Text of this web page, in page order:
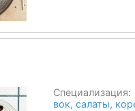
Специализация:
вок,салаты,